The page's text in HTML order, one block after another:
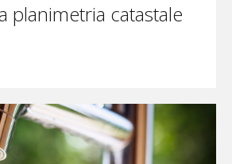
planimetria catastale